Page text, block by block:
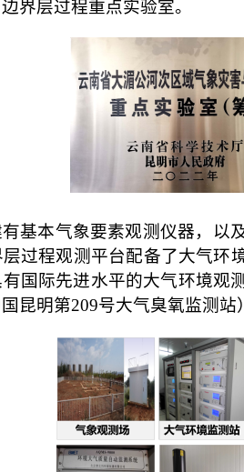
界层过程重点实验室。
有基本气象要素观测仪器，以
过程观测平台配备了大气环
国际先进水平的大气环境观
国昆明第209号大气臭氧监测站